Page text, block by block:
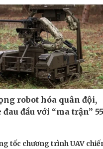
robot hóa quân đội,
đầu với “ma trận”
tốc chương trình UAV